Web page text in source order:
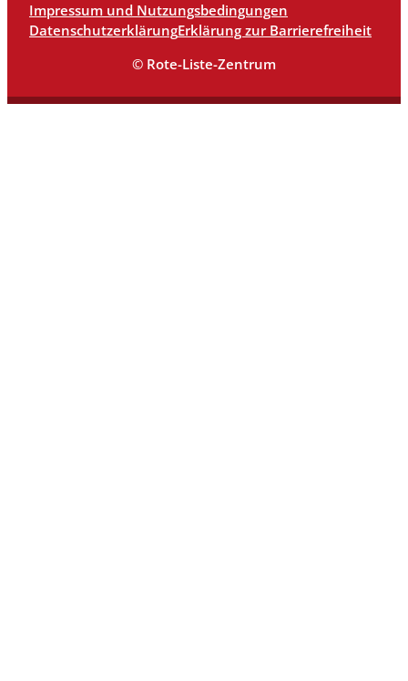
Impressum und Nutzungsbedingungen
DatenschutzerklärungErklärung zur Barrierefreiheit
© Rote-Liste-Zentrum